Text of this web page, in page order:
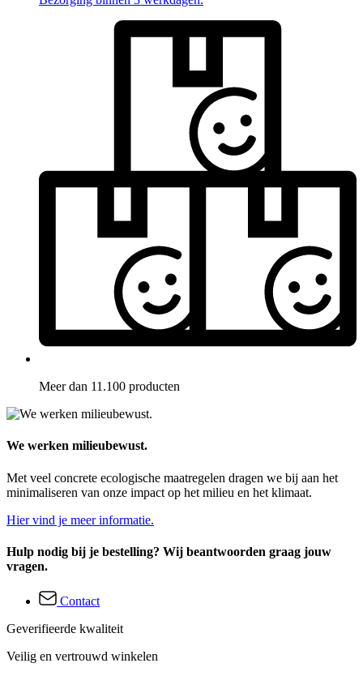
Meer dan 11.100 producten
We werken milieubewust.
Met veel concrete ecologische maatregelen dragen we bij aan het
minimaliseren van onze impact op het milieu en het klimaat.
Hier vind je meer informatie.
Hulp nodig bij je bestelling? Wij beantwoorden graag jouw
vragen.
Contact
Geverifieerde kwaliteit
Veilig en vertrouwd winkelen